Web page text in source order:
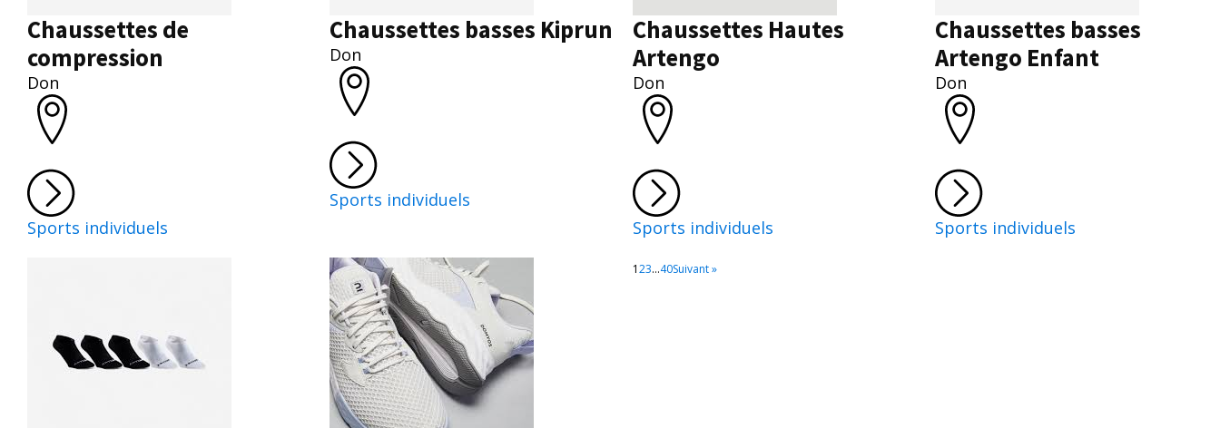
Chaussettes de
compression
Don
Sports individuels
Chaussettes basses Kiprun
Don
Sports individuels
Chaussettes Hautes
Artengo
Don
Sports individuels
Chaussettes basses
Artengo Enfant
Don
Sports individuels
123…40Suivant »